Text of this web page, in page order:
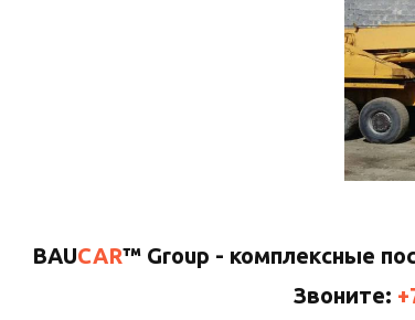
BAUCAR™ Group - комплексные
Звоните: